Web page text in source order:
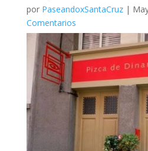
por PaseandoxSantaCruz|
Comentarios